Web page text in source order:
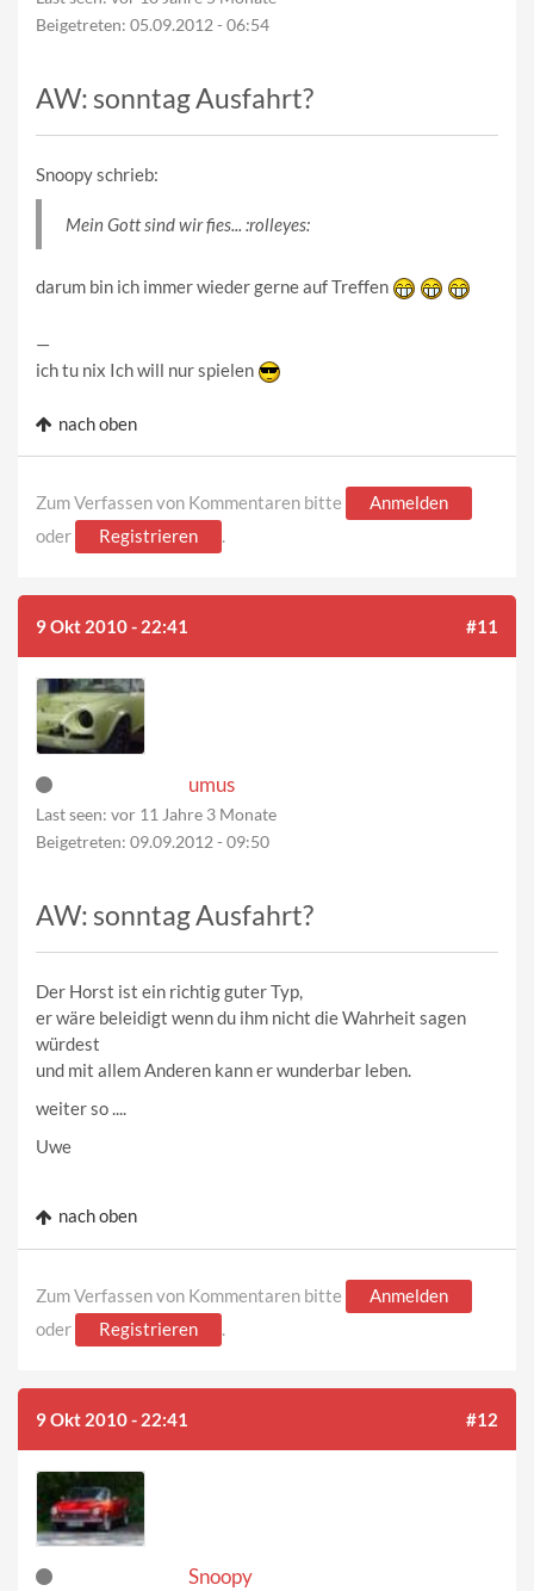
Beigetreten: 05.09.2012 - 06:54
AW: sonntag Ausfahrt?
Snoopy schrieb:
Mein Gott sind wir fies... :rolleyes:
darum bin ich immer wieder gerne auf Treffen
—
ich tu nix Ich will nur spielen
nach oben
Zum Verfassen von Kommentaren bitte
Anmelden
oder
Registrieren .
9 Okt 2010 - 22:41 #11
umus
Last seen: vor 11 Jahre 3 Monate
Beigetreten: 09.09.2012 - 09:50
AW: sonntag Ausfahrt?
Der Horst ist ein richtig guter Typ,
er wäre beleidigt wenn du ihm nicht die Wahrheit sagen
würdest
und mit allem Anderen kann er wunderbar leben.
weiter so ....
Uwe
nach oben
Zum Verfassen von Kommentaren bitte
Anmelden
oder
Registrieren .
9 Okt 2010 - 22:41 #12
Snoopy